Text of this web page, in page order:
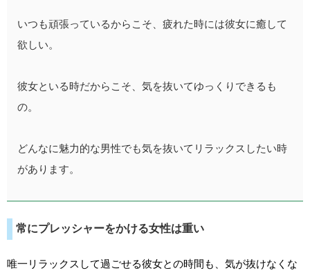
いつも頑張っているからこそ、疲れた時には彼女に癒して
欲しい。
彼女といる時だからこそ、気を抜いてゆっくりできるも
の。
どんなに魅力的な男性でも気を抜いてリラックスしたい時
があります。
常にプレッシャーをかける女性は重い
唯一リラックスして過ごせる彼女との時間も、気が抜けなくな